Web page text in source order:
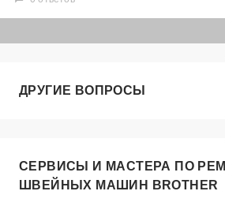
ДРУГИЕ ВОПРОСЫ
СЕРВИСЫ И МАСТЕРА ПО
ШВЕЙНЫХ МАШИН BROTHER